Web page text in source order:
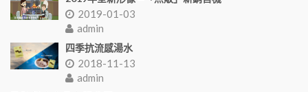
2019-01-03
admin
四季抗流感湯水
2018-11-13
admin